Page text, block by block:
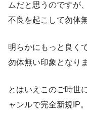
ムだと思うのですが
不良を起こして勿体
明らかにもっと良く
勿体無い印象となり
とはいえこのご時世
ャンルで完全新規IP。